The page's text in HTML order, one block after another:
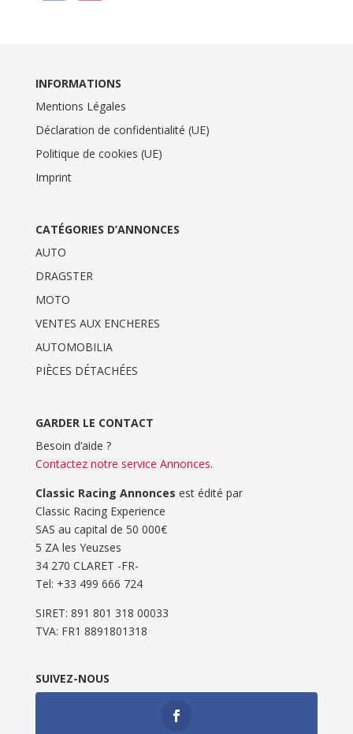
INFORMATIONS
Mentions Légales
Déclaration de confidentialité (UE)
Politique de cookies (UE)
Imprint
CATÉGORIES D’ANNONCES
AUTO
DRAGSTER
MOTO
VENTES AUX ENCHERES
AUTOMOBILIA
PIÈCES DÉTACHÉES
GARDER LE CONTACT
Besoin d’aide ?
Contactez notre service Annonces.
Classic Racing Annonces est édité par
Classic Racing Experience
SAS au capital de 50 000€
5 ZA les Yeuzses
34 270 CLARET -FR-
Tel: ‭+33 499 666 724‬
SIRET: 891 801 318 00033
TVA: FR1 8891801318
SUIVEZ-NOUS